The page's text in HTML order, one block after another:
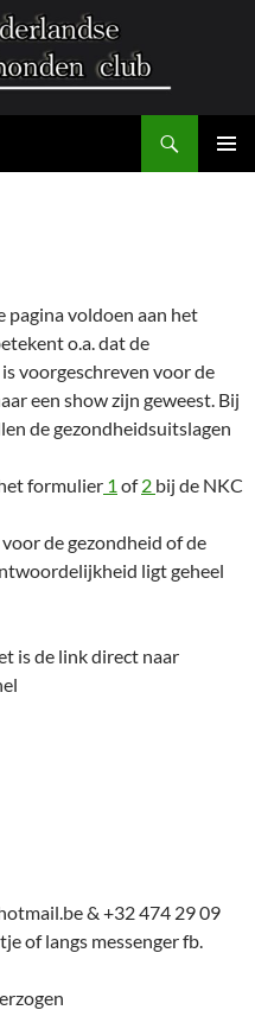
pagina voldoen aan het
o.a. dat de
voorgeschreven voor de
een show zijn geweest. Bij
de gezondheidsuitslagen
formulier 1 of2 bij de NKC
de gezondheid of de
ligt geheel
is de link direct naar
& +32 474 29 09
of langs messenger fb.